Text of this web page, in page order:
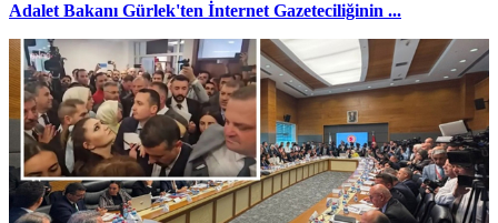
Adalet Bakanı Gürlek'ten İnternet Gazeteciliğinin ...